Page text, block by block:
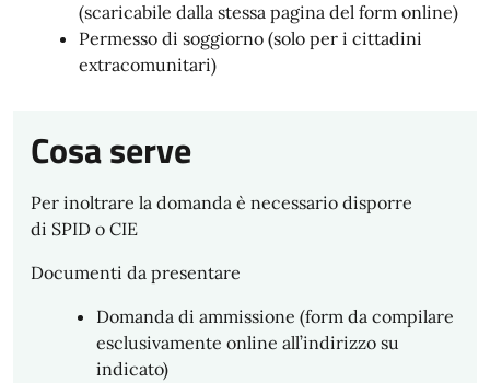
(scaricabile dalla stessa pagina del form online)
Permesso di soggiorno (solo per i cittadini
extracomunitari)
Cosa serve
Per inoltrare la domanda è necessario disporre
di SPID o CIE
Documenti da presentare
Domanda di ammissione (form da compilare
esclusivamente online all’indirizzo su
indicato)